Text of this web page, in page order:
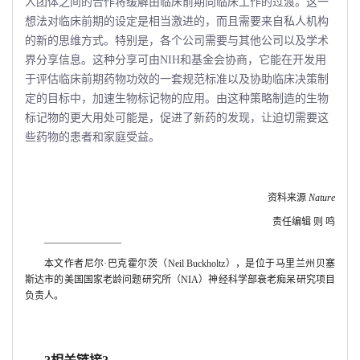
想法对临床前期的设定是相当激进的，而且需要来自私人机构
的新的思维方式。特别是，各个公司需要与其他公司以及学术
界分享信息。这种分享可由NIH和基金会协商，它能在开发用
于评估临床前期药物功效的一套规范标准以及协助临床决策制
定的目标中，加速生物标记物的应用。由这种策略制造的生物
标记物的更大用处可能是，促进了新药的发现，让迫切需要这
些药物的患者和家庭受益。
资料来源 Nature
责任编辑 则 鸣
――――――――
本文作者尼尔·巴克霍尔茨（Neil Buckholtz），是位于马里兰州贝塞
斯达市的美国国家老龄问题研究所（NIA）神经科学部衰老痴呆研究项目
负责人。